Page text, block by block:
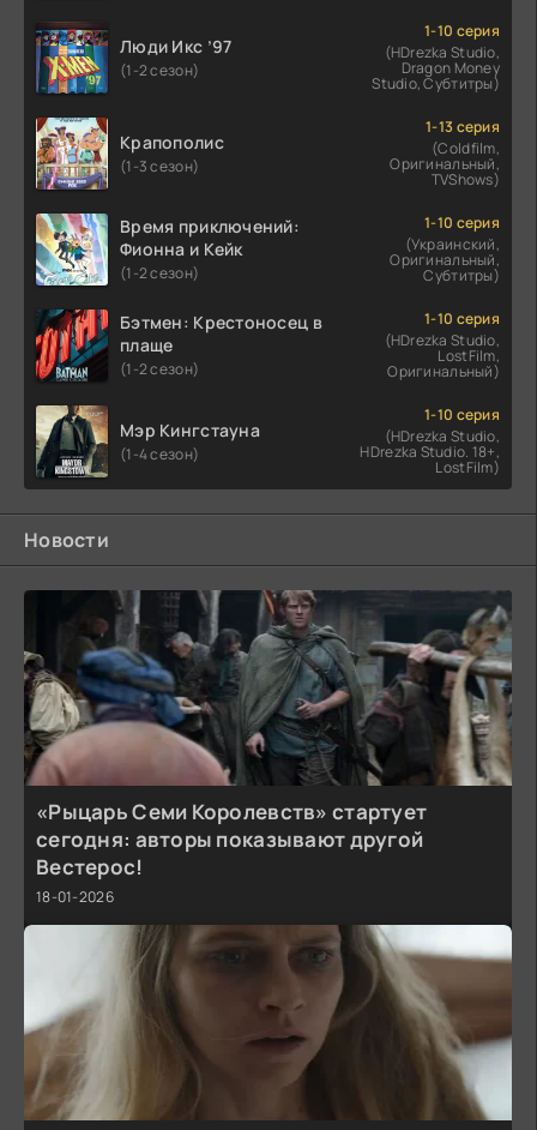
Люди Икс ’97
(1-2 сезон)
1-10 серия
(HDrezka Studio,
Dragon Money
Studio, Субтитры)
Крапополис
(1-3 сезон)
1-13 серия
(Coldfilm,
Оригинальный,
TVShows)
Время приключений:
Фионна и Кейк
(1-2 сезон)
1-10 серия
(Украинский,
Оригинальный,
Субтитры)
Бэтмен: Крестоносец в
плаще
(1-2 сезон)
1-10 серия
(HDrezka Studio,
LostFilm,
Оригинальный)
Мэр Кингстауна
(1-4 сезон)
1-10 серия
(HDrezka Studio,
HDrezka Studio. 18+,
LostFilm)
Новости
«Рыцарь Семи Королевств» стартует
сегодня: авторы показывают другой
Вестерос!
18-01-2026